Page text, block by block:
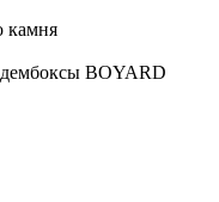
камня
BOYARD